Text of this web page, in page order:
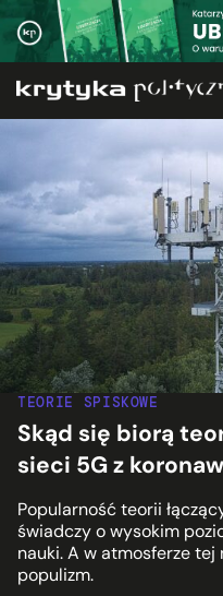
TEORIE SPISKOWE
Skąd się biorą
sieci 5G z
Popularność teorii
świadczy o wysokim
nauki. A w atmosferze
populizm.